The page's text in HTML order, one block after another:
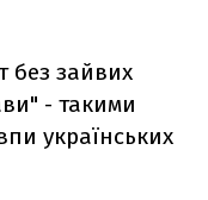
без зайвих
- такими
українських